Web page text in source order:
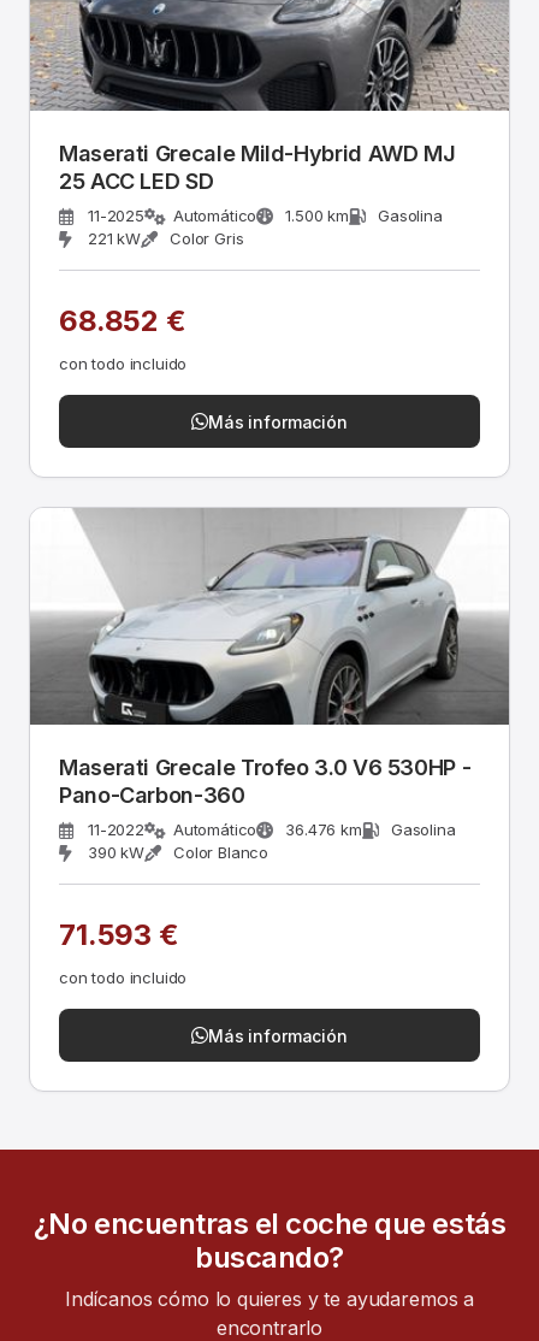
Maserati Grecale Mild-Hybrid AWD MJ
25 ACC LED SD
11-2025 Automático 1.500 km
Gasolina
221 kW
Color Gris
68.852 €
con todo incluido
Más información
Maserati Grecale Trofeo 3.0 V6 530HP -
Pano-Carbon-360
11-2022 Automático 36.476 km
Gasolina
390 kW
Color Blanco
71.593 €
con todo incluido
Más información
¿No encuentras el coche que estás
buscando?
Indícanos cómo lo quieres y te ayudaremos a
encontrarlo